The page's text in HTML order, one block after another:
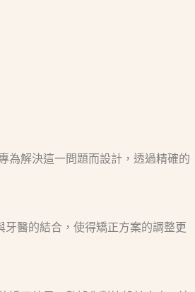
為解決這一問題而設計，透過精確的
醫的結合，使得矯正方案的調整更